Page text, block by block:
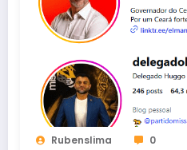
Rubenslima 0